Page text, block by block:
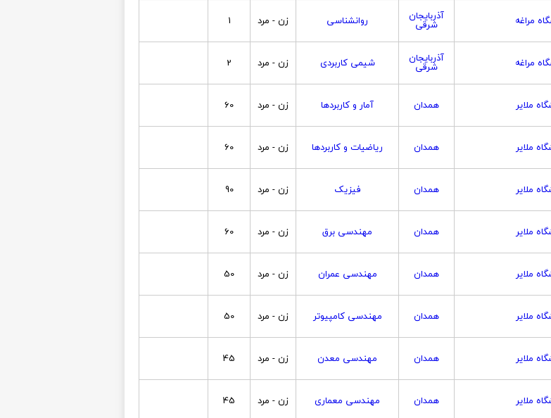
مراغه آذربایجان
شرقی روانشناسی زن - مرد 1
مراغه آذربایجان
شرقی شیمی کاربردی زن - مرد 2
ملایر همدان آمار و کاربردها زن - مرد 60
ملایر همدان ریاضیات و کاربردها زن - مرد 60
ملایر همدان فیزیک زن - مرد 90
ملایر همدان مهندسی برق زن - مرد 60
ملایر همدان مهندسی عمران زن - مرد 50
ملایر همدان مهندسی کامپیوتر زن - مرد 50
ملایر همدان مهندسی معدن زن - مرد 45
ملایر همدان مهندسی معماری زن - مرد 45